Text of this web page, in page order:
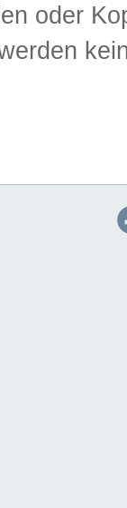
oder